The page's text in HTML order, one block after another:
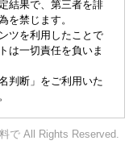
結果で、第三者を誹
を禁じます。
ツを利用したことで
は一切責任を負いま
判断」をご利用いた
で All Rights Reserved.